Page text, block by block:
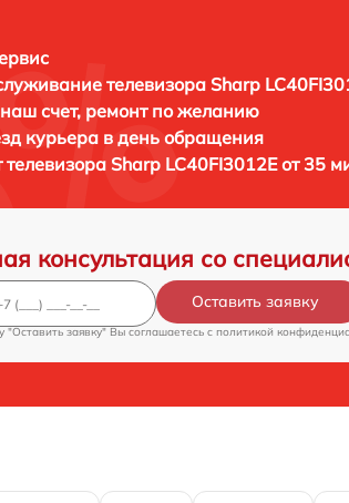
телевизора Sharp
счет, ремонт по желанию
курьера в день обращения
телевизора Sharp LC40FI3012E от 35
консультация со
Оставить заявку
"Оставить заявку" Вы соглашаетесь c политикой